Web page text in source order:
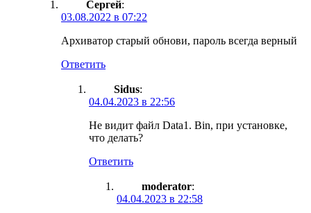
Сергей:
03.08.2022 в 07:22
Архиватор старый обнови, пароль всегда верный
Ответить
Sidus:
04.04.2023 в 22:56
Не видит файл Data1. Bin, при установке,
что делать?
Ответить
moderator:
04.04.2023 в 22:58